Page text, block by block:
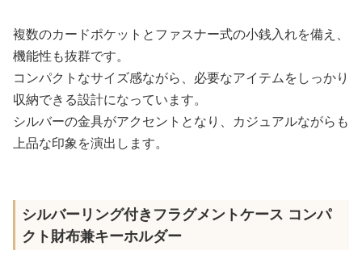
複数のカードポケットとファスナー式の小銭入れを備え、
機能性も抜群です。
コンパクトなサイズ感ながら、必要なアイテムをしっかり
収納できる設計になっています。
シルバーの金具がアクセントとなり、カジュアルながらも
上品な印象を演出します。
シルバーリング付きフラグメントケース コンパ
クト財布兼キーホルダー